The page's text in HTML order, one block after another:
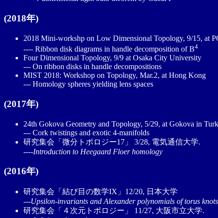
(2018年)
2018 Mini-workshp on Low Dimensional Topology, 9/15, at
---- Ribbon disk diagrams in handle decomposition of B4
Four Dimensional Topology, 9/9 at Osaka City University
--- On ribbon disks in handle decompositions
MIST 2018: Workshop on Topology, Mar.2, at Hong Kong
--- Homology spheres yielding lens spaces
(2017年)
24th Gokova Geometry and Topology, 5/29, at Gokova in
--- Cork twistings and exotic 4-manifolds
研究集会「微分トポロジー17」 3/28, 電気通信大学.
----Introduction to Heegaard Floer homology
(2016年)
研究集会「結び目の数学IX」12/20, 日本大学
---Upsilon-invariants and Alexander polynomials of torus knots
研究集会「４次元トポロジー」 11/27, 大阪市立大学.